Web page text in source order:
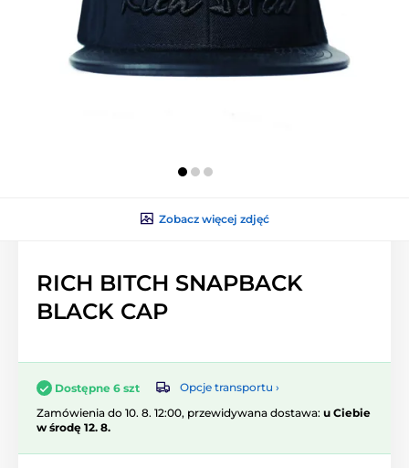
Zobacz więcej zdjęć
RICH BITCH SNAPBACK
BLACK CAP
Dostępne 6 szt
Opcje transportu ›
Zamówienia do 10. 8. 12:00, przewidywana dostawa: u Ciebie
w środę 12. 8.